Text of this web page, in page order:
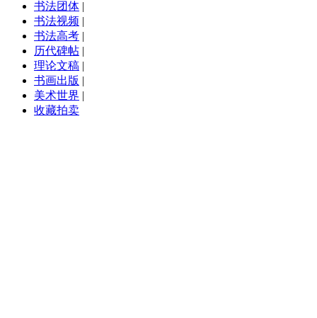
书法团体 |
书法视频 |
书法高考 |
历代碑帖 |
理论文稿 |
书画出版 |
美术世界 |
收藏拍卖